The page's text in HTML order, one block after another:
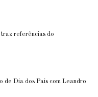
referências do
de Dia dos Pais com Leandro